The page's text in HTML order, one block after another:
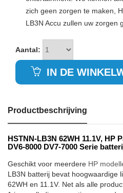
zich geen zorgen te maken,
LB3N Accu zullen uw zorgen
Aantal:
IN DE
Productbeschrijving
HSTNN-LB3N 62WH 11.1V, HP
DV6-8000 DV7-7000 Serie
Geschikt voor meerdere HP
LB3N batterij bevat hoogwaardige
62WH en 11.1V. Net als alle